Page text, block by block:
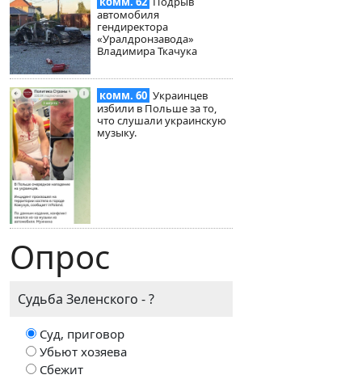
автомобиля
гендиректора
«Уралдронзавода»
Владимира Ткачука
комм. 60 Украинцев
избили в Польше за то,
что слушали украинскую
музыку.
Опрос
Судьба Зеленского - ?
Суд, приговор
Убьют хозяева
Сбежит